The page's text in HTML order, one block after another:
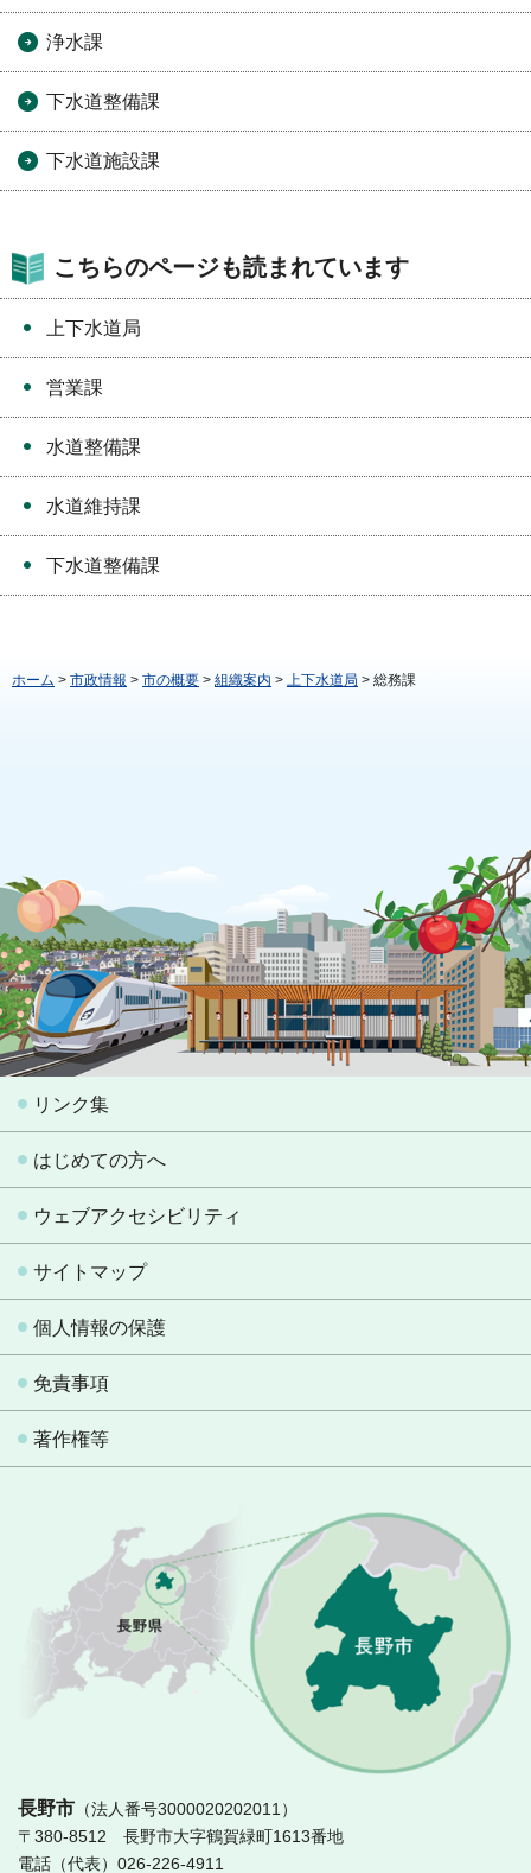
浄水課
下水道整備課
下水道施設課
こちらのページも読まれています
上下水道局
営業課
水道整備課
水道維持課
下水道整備課
ホーム > 市政情報 > 市の概要 > 組織案内 > 上下水道局 > 総務課
リンク集
はじめての方へ
ウェブアクセシビリティ
サイトマップ
個人情報の保護
免責事項
著作権等
長野市 （法人番号3000020202011）
〒380-8512 長野市大字鶴賀緑町1613番地
電話（代表）026-226-4911